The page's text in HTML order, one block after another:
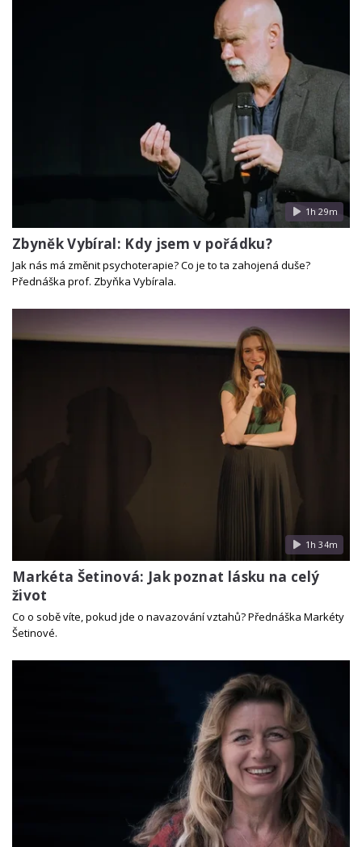
1h 29m
Zbyněk Vybíral: Kdy jsem v pořádku?
Jak nás má změnit psychoterapie? Co je to ta zahojená duše?
Přednáška prof. Zbyňka Vybírala.
1h 34m
Markéta Šetinová: Jak poznat lásku na celý
život
Co o sobě víte, pokud jde o navazování vztahů? Přednáška Markéty
Šetinové.